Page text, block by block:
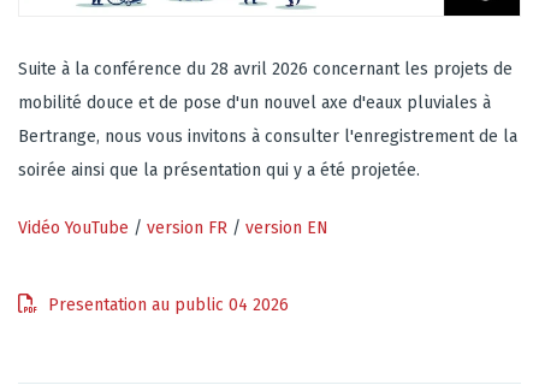
Suite à la conférence du 28 avril 2026 concernant les projets de
mobilité douce et de pose d'un nouvel axe d'eaux pluviales à
Bertrange, nous vous invitons à consulter l'enregistrement de la
soirée ainsi que la présentation qui y a été projetée.
Vidéo YouTube / version FR / version EN
Presentation au public 04 2026